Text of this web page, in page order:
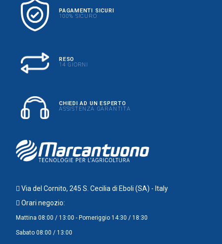
PAGAMENTI SICURI
100% SICURO
RESO
14 GIORNI
CHIEDI AD UN ESPERTO
ASSISTENZA GARANTITA
Via del Cornito, 245 S. Cecilia di Eboli (SA) - Italy
Orari negozio:
Mattina 08:00 / 13:00 - Pomeriggio 14:30 / 18:30
Sabato 08:00 / 13:00